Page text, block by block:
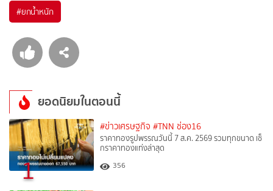
#ยกน้ำหนัก
ยอดนิยมในตอนนี้
1
#ข่าวเศรษฐกิจ #TNN ช่อง16
ราคาทองรูปพรรณวันนี้ 7 ส.ค. 2569 รวมทุกขนาด เช็
กราคาทองแท่งล่าสุด
356